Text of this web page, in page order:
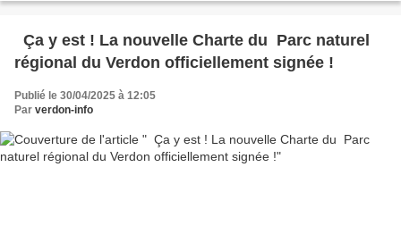
Ça y est ! La nouvelle Charte du Parc naturel
régional du Verdon officiellement signée !
Publié le 30/04/2025 à 12:05
Par verdon-info